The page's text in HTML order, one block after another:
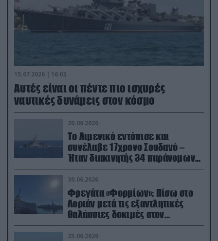
15.07.2026 | 16:03
Aυτές είναι οι πέντε πιο ισχυρές
ναυτικές δυνάμεις στον κόσμο
30.06.2026
Το Λιμενικό εντόπισε και
συνέλαβε 17χρονο Σουδανό –
Ήταν διακινητής 34 παράνομων
μεταναστών
30.06.2026
Φρεγάτα «Φορμίων»: Πίσω στο
Λοριάν μετά τις εξαντλητικές
θαλάσσιες δοκιμές στον
απαιτητικό Βισκαϊκό
25.06.2026